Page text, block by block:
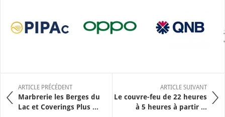
ARTICLE PRÉCÉDENT
Marbrerie les Berges du
Lac et Coverings Plus ...
ARTICLE SUIVANT
Le couvre-feu de 22 heures
à 5 heures à partir ...